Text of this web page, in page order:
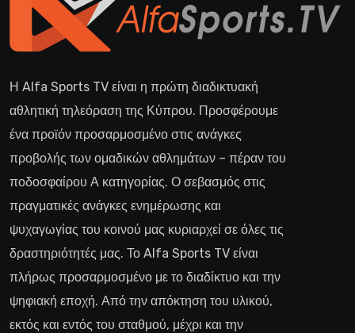
Η Alfa Sports TV είναι η πρώτη διαδικτυακή
αθλητική τηλεόραση της Κύπρου. Προσφέρουμε
ένα προϊόν προσαρμοσμένο στις ανάγκες
προβολής των ομαδικών αθλημάτων – πέραν του
ποδοσφαίρου Α κατηγορίας. Ο σεβασμός στις
πραγματικές ανάγκες ενημέρωσης και
ψυχαγωγίας του κοινού μας κυριαρχεί σε όλες τις
δραστηριότητές μας. Το Alfa Sports TV είναι
πλήρως προσαρμοσμένο με το διαδίκτυο και την
ψηφιακή εποχή. Από την απόκτηση του υλικού,
εκτός και εντός του σταθμού, μέχρι και την